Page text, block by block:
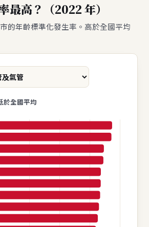
最高？（2022 年）
的年齡標準化發生率。高於全國平均
於全國平均